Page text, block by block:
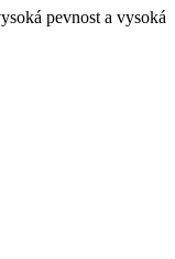
pevnost a vysoká